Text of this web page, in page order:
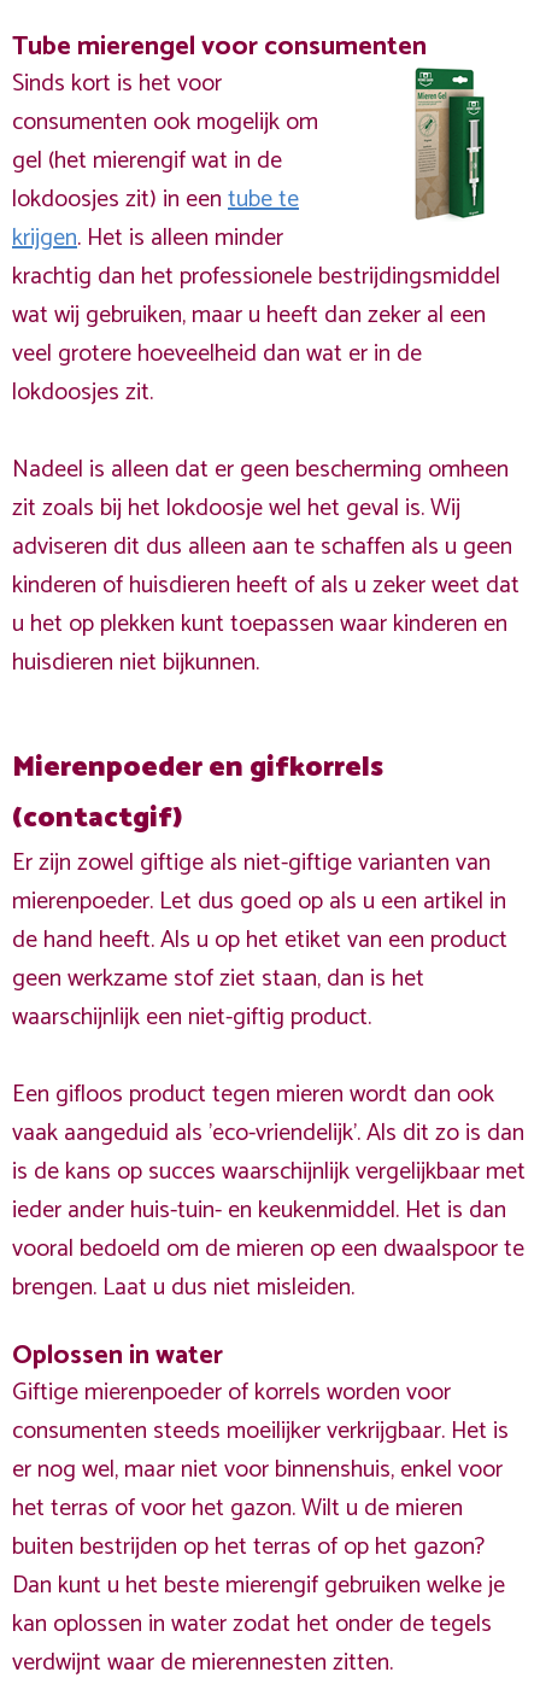
Tube mierengel voor consumenten
Sinds kort is het voor
consumenten ook mogelijk om
gel (het mierengif wat in de
lokdoosjes zit) in eentube te
krijgen. Het is alleen minder
krachtig dan het professionele bestrijdingsmiddel
wat wij gebruiken, maar u heeft dan zeker al een
veel grotere hoeveelheid dan wat er in de
lokdoosjes zit.
Nadeel is alleen dat er geen bescherming omheen
zit zoals bij het lokdoosje wel het geval is. Wij
adviseren dit dus alleen aan te schaffen als u geen
kinderen of huisdieren heeft of als u zeker weet dat
u het op plekken kunt toepassen waar kinderen en
huisdieren niet bijkunnen.
Mierenpoeder en gifkorrels
(contactgif)
Er zijn zowel giftige als niet-giftige varianten van
mierenpoeder. Let dus goed op als u een artikel in
de hand heeft. Als u op het etiket van een product
geen werkzame stof ziet staan, dan is het
waarschijnlijk een niet-giftig product.
Een gifloos product tegen mieren wordt dan ook
vaak aangeduid als 'eco-vriendelijk'. Als dit zo is dan
is de kans op succes waarschijnlijk vergelijkbaar met
ieder ander huis-tuin- en keukenmiddel. Het is dan
vooral bedoeld om de mieren op een dwaalspoor te
brengen. Laat u dus niet misleiden.
Oplossen in water
Giftige mierenpoeder of korrels worden voor
consumenten steeds moeilijker verkrijgbaar. Het is
er nog wel, maar niet voor binnenshuis, enkel voor
het terras of voor het gazon. Wilt u de mieren
buiten bestrijden op het terras of op het gazon?
Dan kunt u het beste mierengif gebruiken welke je
kan oplossen in water zodat het onder de tegels
verdwijnt waar de mierennesten zitten.